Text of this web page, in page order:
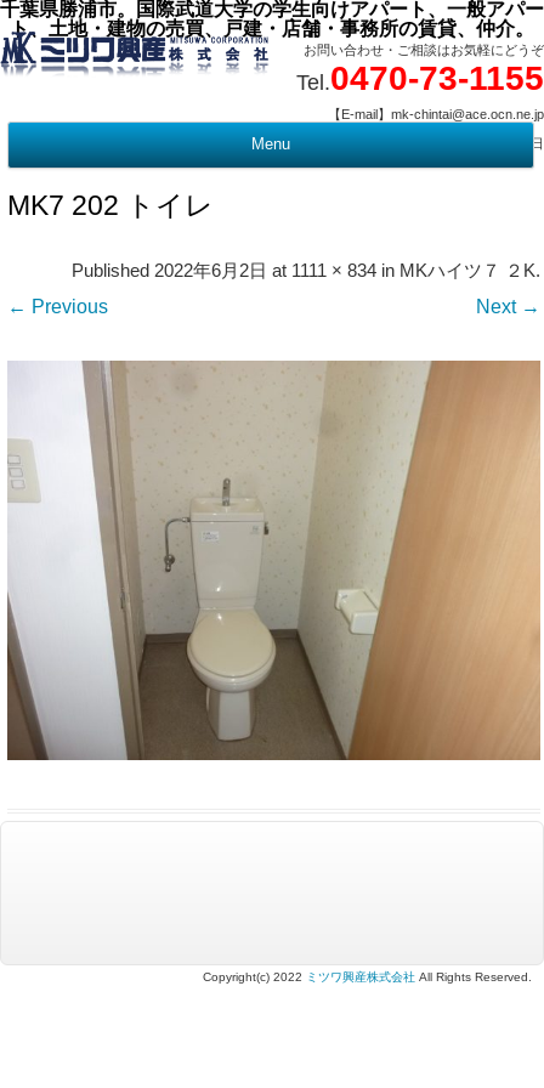
千葉県勝浦市。国際武道大学の学生向けアパート、一般アパー
ト、土地・建物の売買、戸建・店舗・事務所の賃貸、仲介。
お問い合わせ・ご相談はお気軽にどうぞ
Tel.0470-73-1155
【E-mail】mk-chintai@ace.ocn.ne.jp
【営業時間】09:00 ～ 17:15 【定 休 日】水曜・祭日
Menu
MK7 202 トイレ
Published2022年6月2日 at 1111 × 834 in MKハイツ７ ２K.
← Previous Next →
Copyright(c) 2022 ミツワ興産株式会社 All Rights Reserved.